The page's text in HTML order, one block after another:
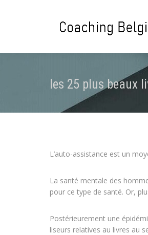
les 25 plus beaux
L’auto-assistance est un
La santé mentale des
pour ce type de santé. Or,
Postérieurement une
liseurs relatives au livres au